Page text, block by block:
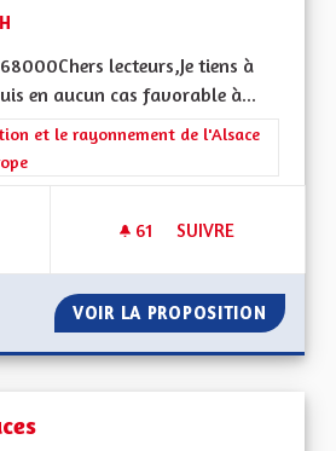
lecteurs,Je tiens à
en aucun cas favorable à...
la catégorie : La Culture, l'Education et
et le rayonnement de l'Alsace
61 61 ABONNÉS
SUIVRE
VOIR LA PROPOSITION